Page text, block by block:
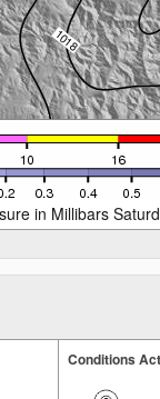
in Millibars
Conditions